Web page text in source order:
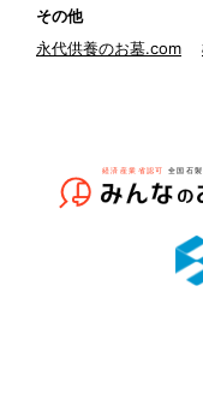
その他
永代供養のお墓.com